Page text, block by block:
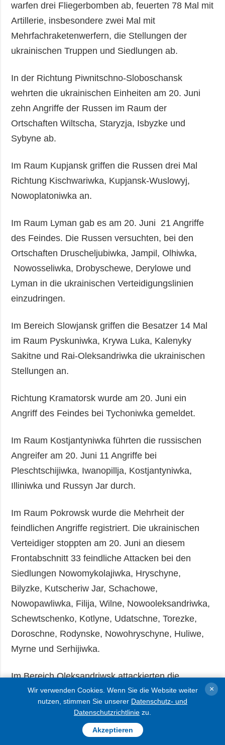
warfen drei Fliegerbomben ab, feuerten 78 Mal mit
Artillerie, insbesondere zwei Mal mit
Mehrfachraketenwerfern, die Stellungen der
ukrainischen Truppen und Siedlungen ab.
In der Richtung Piwnitschno-Sloboschansk
wehrten die ukrainischen Einheiten am 20. Juni
zehn Angriffe der Russen im Raum der
Ortschaften Wiltscha, Staryzja, Isbyzke und
Sybyne ab.
Im Raum Kupjansk griffen die Russen drei Mal
Richtung Kischwariwka, Kupjansk-Wuslowyj,
Nowoplatoniwka an.
Im Raum Lyman gab es am 20. Juni 21 Angriffe
des Feindes. Die Russen versuchten, bei den
Ortschaften Druscheljubiwka, Jampil, Olhiwka,
Nowosseliwka, Drobyschewe, Derylowe und
Lyman in die ukrainischen Verteidigungslinien
einzudringen.
Im Bereich Slowjansk griffen die Besatzer 14 Mal
im Raum Pyskuniwka, Krywa Luka, Kalenyky
Sakitne und Rai-Oleksandriwka die ukrainischen
Stellungen an.
Richtung Kramatorsk wurde am 20. Juni ein
Angriff des Feindes bei Tychoniwka gemeldet.
Im Raum Kostjantyniwka führten die russischen
Angreifer am 20. Juni 11 Angriffe bei
Pleschtschijiwka, Iwanopillja, Kostjantyniwka,
Illiniwka und Russyn Jar durch.
Im Raum Pokrowsk wurde die Mehrheit der
feindlichen Angriffe registriert. Die ukrainischen
Verteidiger stoppten am 20. Juni an diesem
Frontabschnitt 33 feindliche Attacken bei den
Siedlungen Nowomykolajiwka, Hryschyne,
Bilyzke, Kutscheriw Jar, Schachowe,
Nowopawliwka, Filija, Wilne, Nowooleksandriwka,
Schewtschenko, Kotlyne, Udatschne, Torezke,
Doroschne, Rodynske, Nowohryschyne, Huliwe,
Myrne und Serhijiwka.
Im Bereich Oleksandriwsk attackierten die
russischen Angreifer am 20. Juni zwei Mal bei
Piddubne und Ternowe die ukrainischen
Stellungen, um vorzustoßen.
Wir verwenden Cookies. Wenn Sie die Website weiter
nutzen, stimmen Sie unserer Datenschutz- und
Datenschutzrichtlinie zu.
Akzeptieren
×